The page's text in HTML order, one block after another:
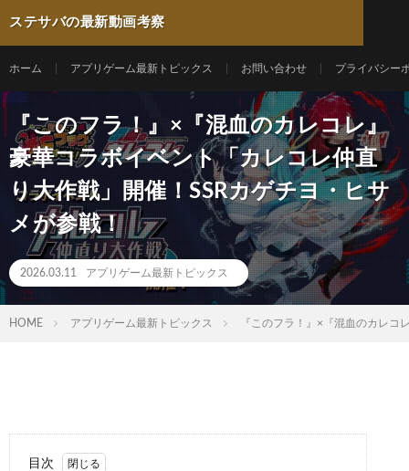
ステサバの最新動画考察
ホーム アプリゲーム最新トピックス お問い合わせ プライバシー
『このフラ！』×『混血のカレコレ』
豪華コラボイベント「カレコレ仲直
り大作戦」開催！SSRカゲチヨ・ヒサ
メが参戦！
2026.03.11 アプリゲーム最新トピックス
HOME アプリゲーム最新トピックス 『このフラ！』×『混血のカレコ
目次